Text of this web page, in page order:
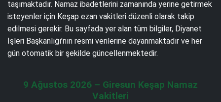
taşımaktadır. Namaz ibadetlerini zamanında yerine getirmek
isteyenler için Keşap ezan vakitleri düzenli olarak takip
edilmesi gerekir. Bu sayfada yer alan tüm bilgiler, Diyanet
İşleri Başkanlığı’nın resmi verilerine dayanmaktadır ve her
gün otomatik bir şekilde güncellenmektedir.
9 Ağustos 2026 – Giresun Keşap Namaz
Vakitleri